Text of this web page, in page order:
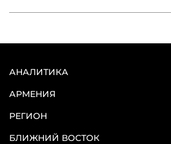
АНАЛИТИКА
АРМЕНИЯ
РЕГИОН
БЛИЖНИЙ ВОСТОК